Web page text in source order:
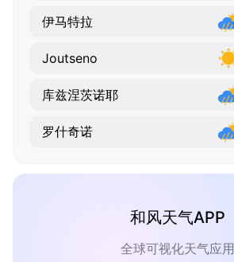
伊马特拉
Joutseno
库兹涅茨诺耶
罗什奇诺
和风天气APP
全球可视化天气应用